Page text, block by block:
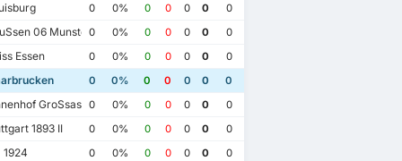
0 0% 0 0 0 0 0
06 Munster0 0% 0 0 0 0 0
Essen 0 0% 0 0 0 0 0
0 0% 0 0 0 0 0
GroSsaspach
0 0% 0 0 0 0 0
1893 II 0 0% 0 0 0 0 0
0 0% 0 0 0 0 0